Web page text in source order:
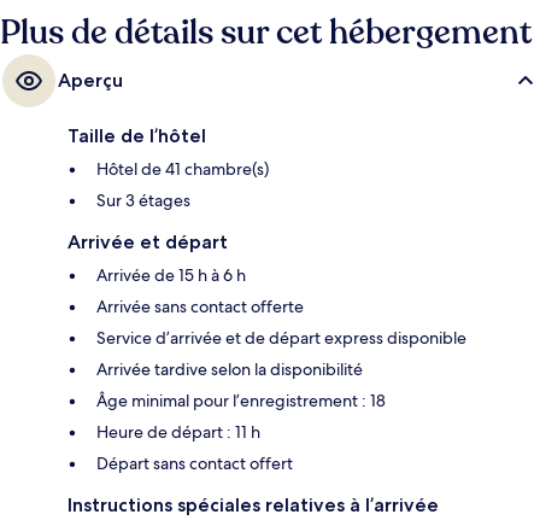
Plus de détails sur cet hébergement
Aperçu
Taille de l’hôtel
Hôtel de 41 chambre(s)
Sur 3 étages
Arrivée et départ
Arrivée de 15 h à 6 h
Arrivée sans contact offerte
Service d’arrivée et de départ express disponible
Arrivée tardive selon la disponibilité
Âge minimal pour l’enregistrement : 18
Heure de départ : 11 h
Départ sans contact offert
Instructions spéciales relatives à l’arrivée